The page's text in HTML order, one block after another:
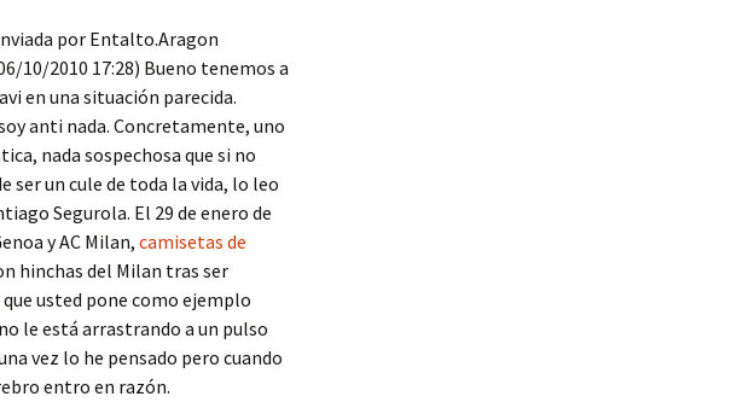
por Entalto.Aragon
10/2010 17:28) Bueno tenemos a
en una situación parecida.
anti nada. Concretamente, uno
nada sospechosa que si no
ser un cule de toda la vida, lo leo
Segurola. El 29 de enero de
y AC Milan,camisetas de
hinchas del Milan tras ser
usted pone como ejemplo
le está arrastrando a un pulso
vez lo he pensado pero cuando
entro en razón.